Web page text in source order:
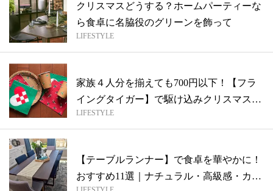
クリスマスどうする？ホームパーティーな
ら食卓に名脇役のグリーンを飾って
LIFESTYLE
家族４人分を揃えても700円以下！【フラ
イングタイガー】で駆け込みクリスマステ
ー...
LIFESTYLE
【テーブルランナー】で食卓を華やかに！
おすすめ11選｜ナチュラル・高級感・カラ